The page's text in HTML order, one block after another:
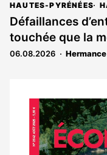
HAUTES-PYRÉNÉES
Défaillances
touchée que la
06.08.2026
Notre
dernier
magazine